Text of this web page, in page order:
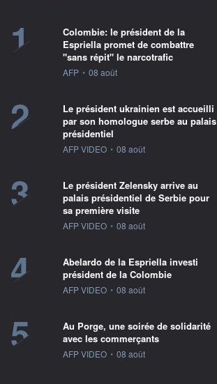
1
Colombie: le président de la
Espriella promet de combattre
"sans répit" le narcotrafic
information fournie par
AFP • 08 août
2
Le président ukrainien est accueilli
par son homologue serbe au palais
présidentiel
information fournie par
AFP VIDEO • 08 août
3
Le président Zelensky arrive au
palais présidentiel de Serbie pour
sa première visite
information fournie par
AFP VIDEO • 08 août
4
Abelardo de la Espriella investi
président de la Colombie
information fournie par
AFP VIDEO • 08 août
5
Au Porge, une soirée de solidarité
avec les commerçants
information fournie par
AFP VIDEO • 08 août